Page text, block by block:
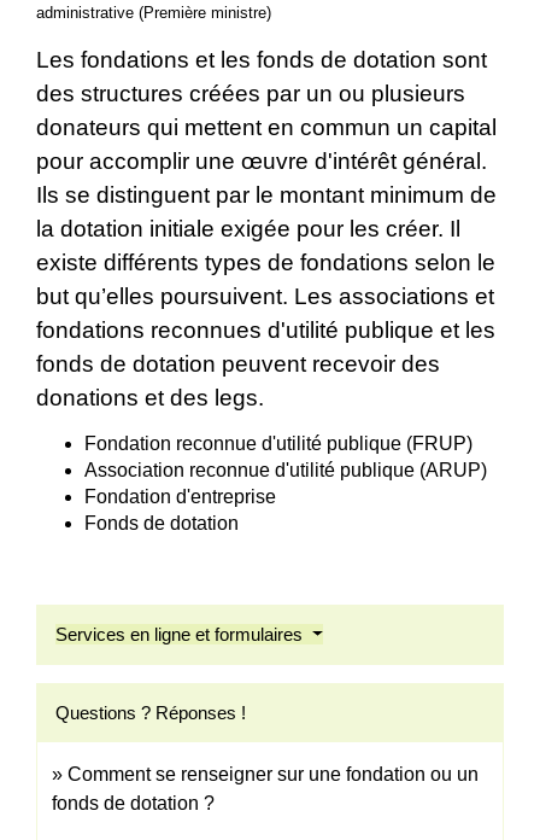
administrative (Première ministre)
Les fondations et les fonds de dotation sont
des structures créées par un ou plusieurs
donateurs qui mettent en commun un capital
pour accomplir une œuvre d'intérêt général.
Ils se distinguent par le montant minimum de
la dotation initiale exigée pour les créer. Il
existe différents types de fondations selon le
but qu’elles poursuivent. Les associations et
fondations reconnues d'utilité publique et les
fonds de dotation peuvent recevoir des
donations et des legs.
Fondation reconnue d'utilité publique (FRUP)
Association reconnue d'utilité publique (ARUP)
Fondation d'entreprise
Fonds de dotation
Services en ligne et formulaires
Questions ? Réponses !
Comment se renseigner sur une fondation ou un
fonds de dotation ?